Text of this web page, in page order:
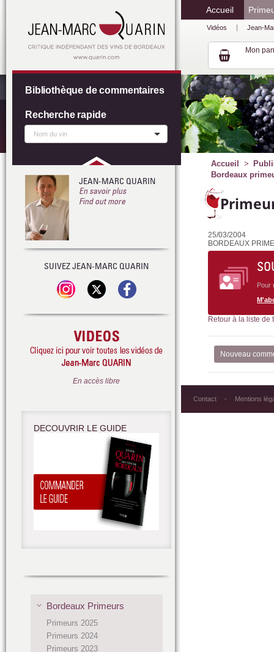
Accueil
Vidéos Jean-
Mon
Accueil
Bordeaux
25/03/2004
BORDEAUX
Pour
Retour à la liste de
Nouveau
Contact Mentions
Bibliothèque de commentaires
Recherche rapide
JEAN-MARC QUARIN
En savoir plus
Find out more
SUIVEZ JEAN-MARC QUARIN
En accès libre
DECOUVRIR LE GUIDE
Bordeaux Primeurs
Primeurs 2025
Primeurs 2024
Primeurs 2023